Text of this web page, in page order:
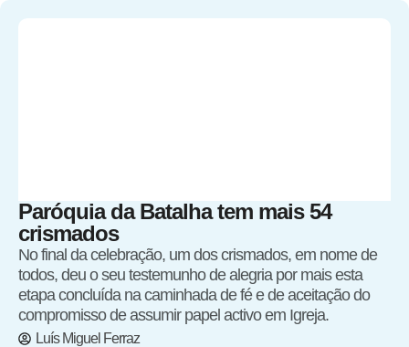
Paróquia da Batalha tem mais 54
crismados
No final da celebração, um dos crismados, em nome de
todos, deu o seu testemunho de alegria por mais esta
etapa concluída na caminhada de fé e de aceitação do
compromisso de assumir papel activo em Igreja.
Luís Miguel Ferraz